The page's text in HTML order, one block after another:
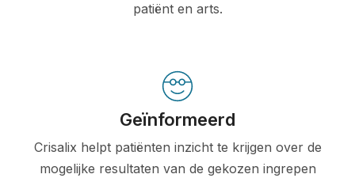
patiënt en arts.
Geïnformeerd
Crisalix helpt patiënten inzicht te krijgen over de
mogelijke resultaten van de gekozen ingrepen